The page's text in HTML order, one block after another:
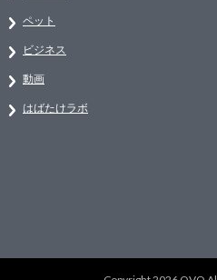
ペット
ビジネス
動画
はばたけラボ